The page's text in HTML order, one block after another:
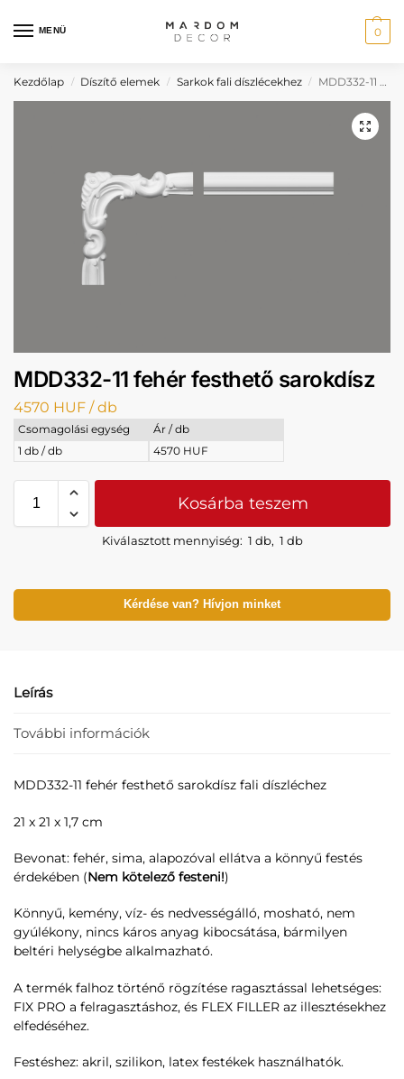
MENÜ 0
Kezdőlap / Díszítő elemek / Sarkok fali díszlécekhez / MDD332-11 fehér festhető sarokdísz
MDD332-11 fehér festhető sarokdísz
4570 HUF / db
Csomagolási egység
Ár / db
1 db / db
4570 HUF
Kosárba teszem
Kiválasztott mennyiség: 1 db, 1 db
Kérdése van? Hívjon minket
Leírás
További információk
MDD332-11 fehér festhető sarokdísz fali díszléchez
21 x 21 x 1,7 cm
Bevonat: fehér, sima, alapozóval ellátva a könnyű festés
érdekében (Nem kötelező festeni!)
Könnyű, kemény, víz- és nedvességálló, mosható, nem
gyúlékony, nincs káros anyag kibocsátása, bármilyen
beltéri helységbe alkalmazható.
A termék falhoz történő rögzítése ragasztással lehetséges:
FIX PRO a felragasztáshoz, és FLEX FILLER az illesztésekhez
elfedéséhez.
Festéshez: akril, szilikon, latex festékek használhatók.